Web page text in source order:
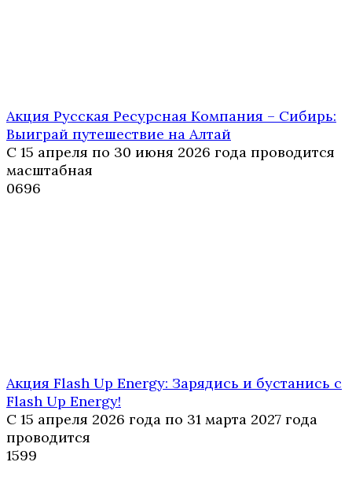
Акция Русская Ресурсная Компания – Сибирь:
Выиграй путешествие на Алтай
С 15 апреля по 30 июня 2026 года проводится
масштабная
0696
Акция Flash Up Energy: Зарядись и бустанись с
Flash Up Energy!
С 15 апреля 2026 года по 31 марта 2027 года
проводится
1599